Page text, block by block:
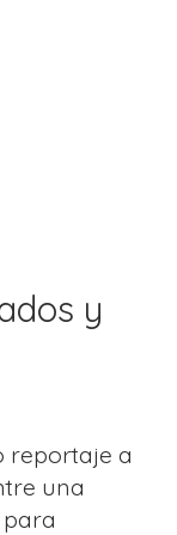
y
reportaje a
una